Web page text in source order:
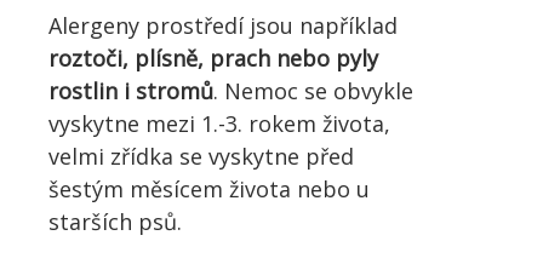
Alergeny prostředí jsou například
roztoči, plísně, prach nebo pyly
rostlin i stromů. Nemoc se obvykle
vyskytne mezi 1.-3. rokem života,
velmi zřídka se vyskytne před
šestým měsícem života nebo u
starších psů.